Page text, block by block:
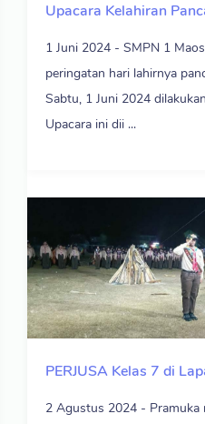
Upacara Kelahiran
1 Juni 2024 - SMPN 1
peringatan hari lahirnya
Sabtu, 1 Juni 2024
Upacara ini dii ...
PERJUSA Kelas 7 di
2 Agustus 2024 - Pramuka